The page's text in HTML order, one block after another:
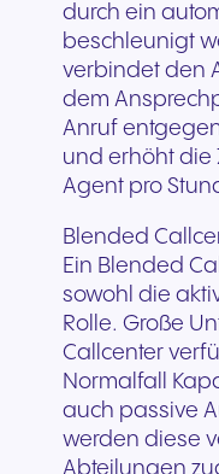
durch ein
beschleunigt
verbindet den
dem
Anruf
und erhöht die
Agent pro
Blended
Ein Blended
sowohl die
Rolle. Große
Callcenter
Normalfall
auch passive
werden diese
Abteilungen